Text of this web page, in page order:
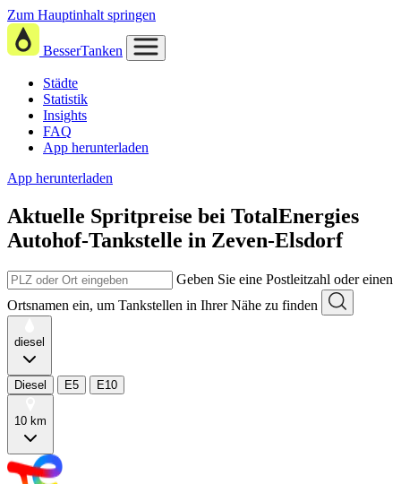
Zum Hauptinhalt springen
BesserTanken
Städte
Statistik
Insights
FAQ
App herunterladen
App herunterladen
Aktuelle Spritpreise bei TotalEnergies
Autohof-Tankstelle in Zeven-Elsdorf
Geben Sie eine Postleitzahl oder einen
Ortsnamen ein, um Tankstellen in Ihrer Nähe zu finden
diesel
Diesel E5 E10
10 km